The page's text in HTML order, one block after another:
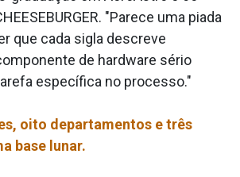
"Parece uma piada
que cada sigla descreve
de hardware sério
específica no processo."
oito departamentos e três
base lunar.